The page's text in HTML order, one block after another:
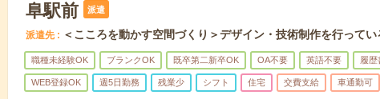
阜駅前
派遣
派遣先 ＜こころを動かす空間づくり＞デザイン・技術制作を行ってい
職種未経験OK ブランクOK 既卒第二新卒OK OA不要 英語不要 履歴
WEB登録OK 週5日勤務 残業少 シフト 住宅 交費支給 車通勤可